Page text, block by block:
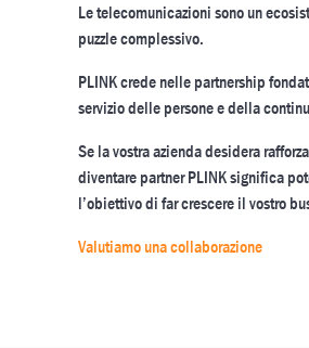
Le telecomunicazioni sono un
puzzle complessivo.
PLINK crede nelle partnership
servizio delle persone e della
Se la vostra azienda desidera
diventare partner PLINK significa
l’obiettivo di far crescere il vostro
Valutiamo una collaborazione